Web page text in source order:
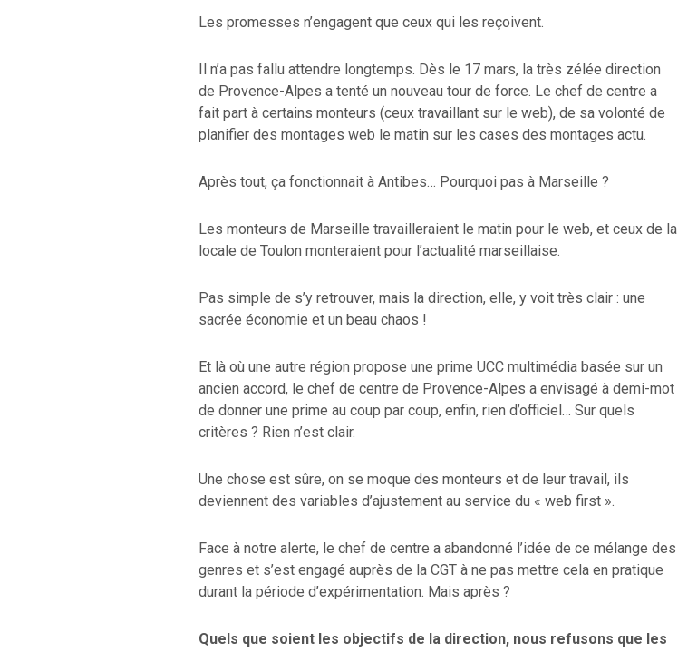
Les promesses n’engagent que ceux qui les reçoivent.
Il n’a pas fallu attendre longtemps. Dès le 17 mars, la très zélée direction
de Provence-Alpes a tenté un nouveau tour de force. Le chef de centre a
fait part à certains monteurs (ceux travaillant sur le web), de sa volonté de
planifier des montages web le matin sur les cases des montages actu.
Après tout, ça fonctionnait à Antibes… Pourquoi pas à Marseille ?
Les monteurs de Marseille travailleraient le matin pour le web, et ceux de la
locale de Toulon monteraient pour l’actualité marseillaise.
Pas simple de s’y retrouver, mais la direction, elle, y voit très clair : une
sacrée économie et un beau chaos !
Et là où une autre région propose une prime UCC multimédia basée sur un
ancien accord, le chef de centre de Provence-Alpes a envisagé à demi-mot
de donner une prime au coup par coup, enfin, rien d’officiel… Sur quels
critères ? Rien n’est clair.
Une chose est sûre, on se moque des monteurs et de leur travail, ils
deviennent des variables d’ajustement au service du « web first ».
Face à notre alerte, le chef de centre a abandonné l’idée de ce mélange des
genres et s’est engagé auprès de la CGT à ne pas mettre cela en pratique
durant la période d’expérimentation. Mais après ?
Quels que soient les objectifs de la direction, nous refusons que les